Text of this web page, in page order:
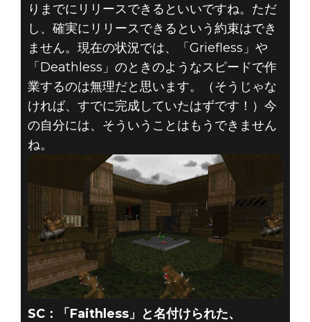
りまでにリリースできるといいですね。ただ
し、確実にリリースできるという約束はでき
ません。現在の状況では、「Griefless」や
「Deathless」のときのようなスピードで作
業するのは無理だと思います。（そうじゃな
ければ、すでに完成していたはずです！）今
の自分には、そういうことはもうできません
ね。
SC：「Faithless」と名付けられた、